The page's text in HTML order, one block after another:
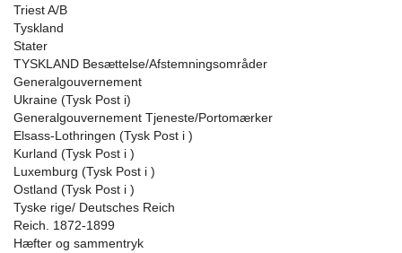
Triest A/B
Tyskland
Stater
TYSKLAND Besættelse/Afstemningsområder
Generalgouvernement
Ukraine (Tysk Post i)
Generalgouvernement Tjeneste/Portomærker
Elsass-Lothringen (Tysk Post i )
Kurland (Tysk Post i )
Luxemburg (Tysk Post i )
Ostland (Tysk Post i )
Tyske rige/ Deutsches Reich
Reich. 1872-1899
Hæfter og sammentryk